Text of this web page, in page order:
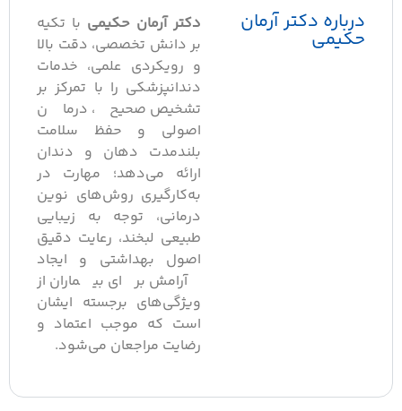
درباره دکتر آرمان
حکیمی
دکتر آرمان حکیمیبا تکیه
بر دانش تخصصی، دقت بالا
و رویکردی علمی، خدمات
دندانپزشکی را با تمرکز بر
تشخیص صحیح، درمان
اصولی و حفظ سلامت
بلندمدت دهان و دندان
ارائه می‌دهد؛ مهارت در
به‌کارگیری روش‌های نوین
درمانی، توجه به زیبایی
طبیعی لبخند، رعایت دقیق
اصول بهداشتی و ایجاد
آرامش برای بیماران از
ویژگی‌های برجسته ایشان
است که موجب اعتماد و
رضایت مراجعان می‌شود.